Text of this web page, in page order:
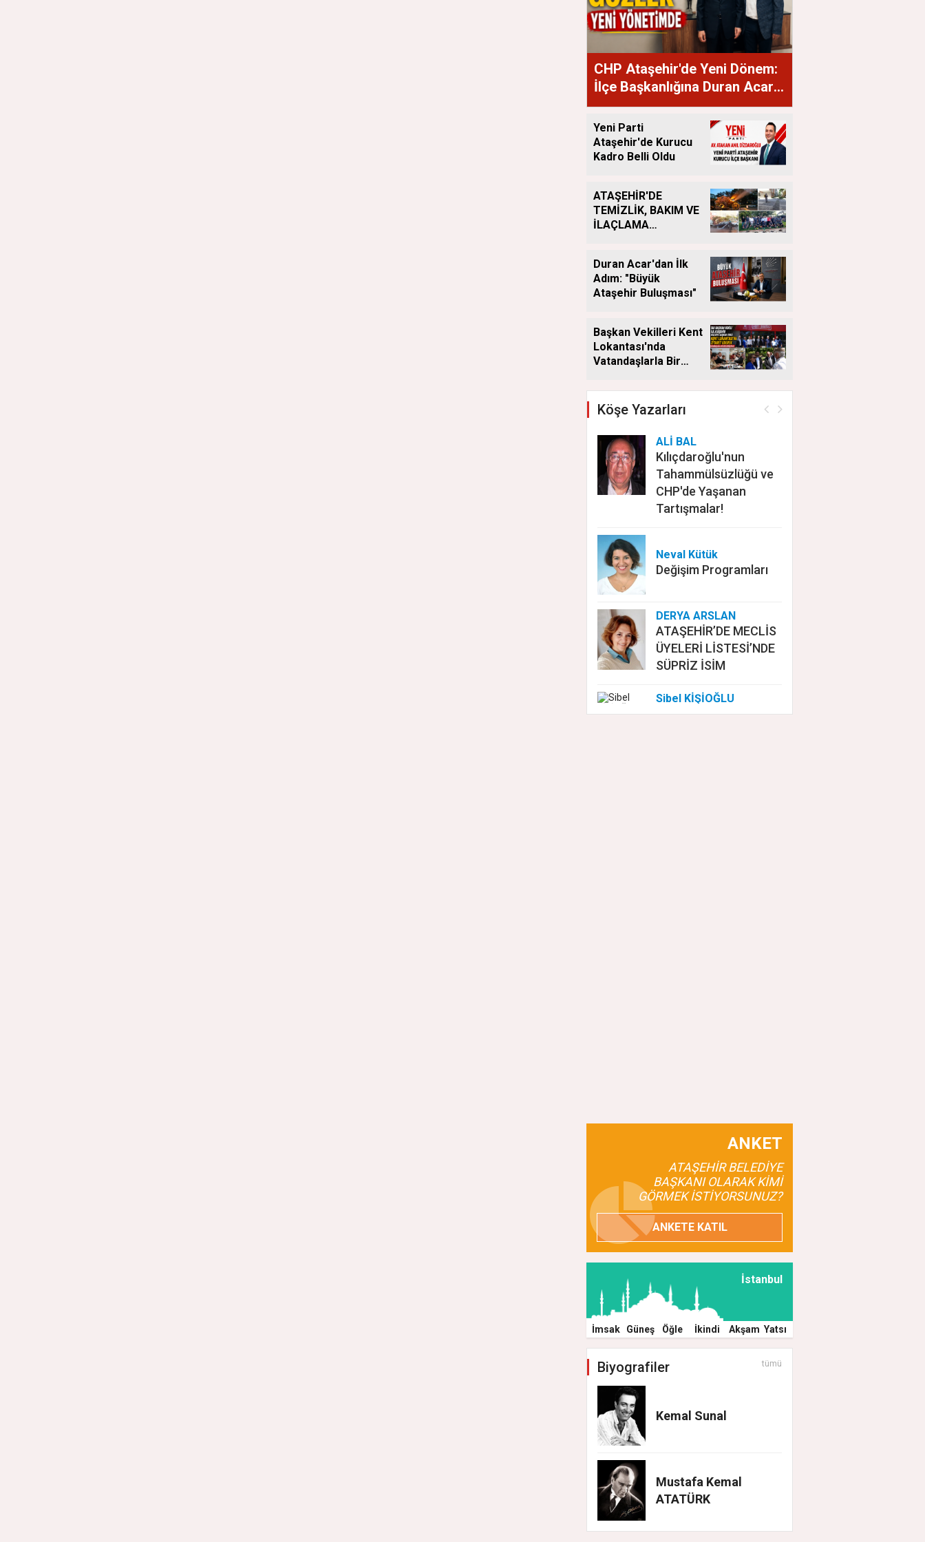
CHP Ataşehir'de Yeni Dönem:
İlçe Başkanlığına Duran Acar
Atandı
Yeni Parti
Ataşehir'de Kurucu
Kadro Belli Oldu
ATAŞEHİR'DE
TEMİZLİK, BAKIM VE
İLAÇLAMA
Duran Acar'dan İlk
Adım: "Büyük
Ataşehir Buluşması"
Başkan Vekilleri Kent
Lokantası'nda
Vatandaşlarla Bir
Köşe Yazarları
ALİ BAL
Kılıçdaroğlu'nun
Tahammülsüzlüğü ve
CHP'de Yaşanan
Tartışmalar!
Neval Kütük
Değişim Programları
DERYA ARSLAN
ATAŞEHİR’DE MECLİS
ÜYELERİ LİSTESİ’NDE
SÜPRİZ İSİM
Sibel KİŞİOĞLU
EUROVISION'DA
ANKET
ATAŞEHİR BELEDİYE
BAŞKANI OLARAK KİMİ
GÖRMEK İSTİYORSUNUZ?
ANKETE KATIL
İstanbul
İmsak Güneş Öğle İkindi Akşam Yatsı
Biyografiler tümü
Kemal Sunal
Mustafa Kemal
ATATÜRK